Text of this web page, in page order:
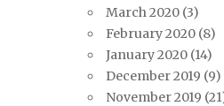
March 2020(3)
February 2020(8)
January 2020(14)
December 2019 (9)
November 2019